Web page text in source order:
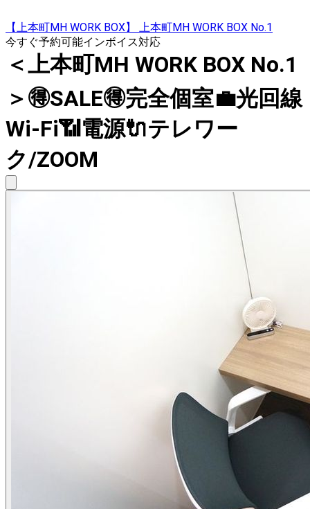
【上本町MH WORK BOX】 上本町MH WORK BOX No.1
今すぐ予約可能インボイス対応
＜上本町MH WORK BOX No.1
＞🉐SALE🉐完全個室💼光回線
Wi-Fi📶電源🔌テレワー
ク/ZOOM